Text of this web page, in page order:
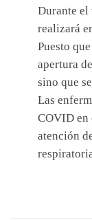
Durante el
realizará
Puesto
apertura
sino que
Las
COVID en
atención